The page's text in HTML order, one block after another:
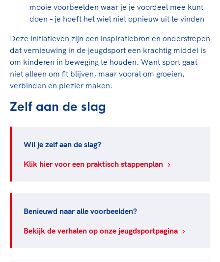
mooie voorbeelden waar je je voordeel mee kunt
doen – je hoeft het wiel niet opnieuw uit te vinden
Deze initiatieven zijn een inspiratiebron en onderstrepen
dat vernieuwing in de jeugdsport een krachtig middel is
om kinderen in beweging te houden. Want sport gaat
niet alleen om fit blijven, maar vooral om groeien,
verbinden en plezier maken.
Zelf aan de slag
Wil je zelf aan de slag?
Klik hier voor een praktisch stappenplan
Benieuwd naar alle voorbeelden?
Bekijk de verhalen op onze jeugdsportpagina